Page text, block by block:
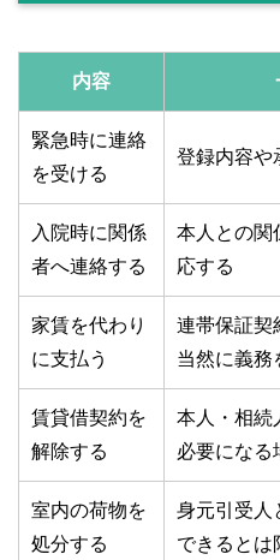
内容
緊急時に連絡
を受ける
登録内容や
入院時に関係
者へ連絡する
本人との関
応する
家賃を代わり
に支払う
連帯保証契
当然に義務
賃貸借契約を
解除する
本人・相続
必要になる
室内の荷物を
処分する
身元引受人
できるとは